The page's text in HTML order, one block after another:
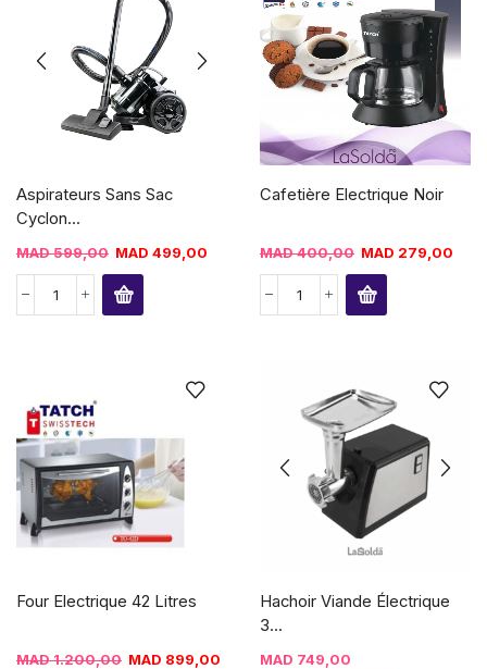
Aspirateurs Sans Sac
Cyclon...
MAD599,00 MAD 499,00
Cafetière Electrique Noir
MAD400,00 MAD 279,00
Four Electrique 42 Litres
MAD1.200,00 MAD 899,00
Hachoir Viande Électrique
3...
MAD 749,00